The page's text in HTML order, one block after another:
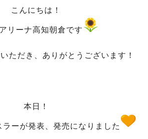
こんにちは！
リーナ高知朝倉です
ただき、ありがとうございます！
本日！
ーが発表、発売になりました